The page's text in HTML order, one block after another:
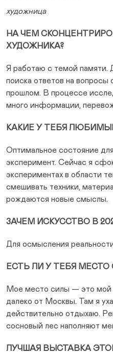
художница
НА ЧЕМ
ХУДОЖНИКА?
Я работаю с темой памяти.
поиска ответов на вопросы
прошлом. В процессе
много информации,
КАКИЕ У ТЕБЯ
Оптимальное состояние
эксперимент. Сейчас я
экспериментах в области
смешивать техники,
рождаются новые смыслы.
ЗАЧЕМ ИСКУССТВО В
Для осмысления
ЕСТЬ ЛИ У ТЕБЯ МЕСТО
Мое место силы — это мой
далеко от Москвы. Там я
действительно отдыхаю.
сосновый лес наполняют
ЛУЧШАЯ ВЫСТАВКА